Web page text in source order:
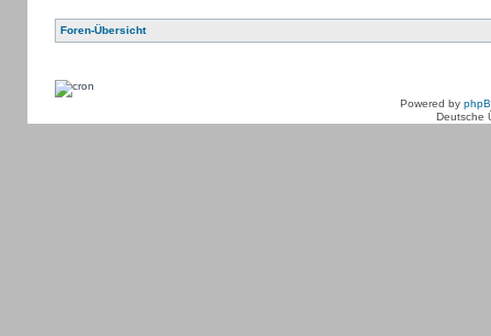
Foren-Übersicht
Powered by
Deutsche